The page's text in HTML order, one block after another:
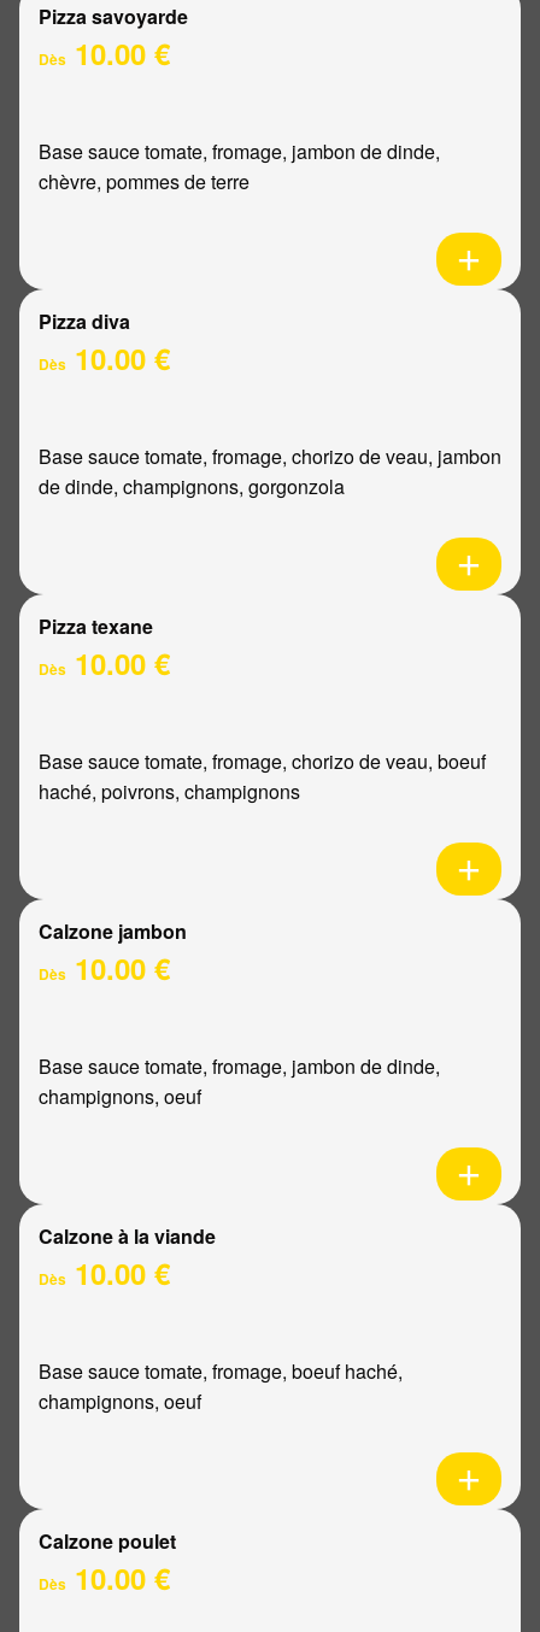
Pizza savoyarde
Dès 10.00 €
Base sauce tomate, fromage, jambon de dinde,
chèvre, pommes de terre
Pizza diva
Dès 10.00 €
Base sauce tomate, fromage, chorizo de veau, jambon
de dinde, champignons, gorgonzola
Pizza texane
Dès 10.00 €
Base sauce tomate, fromage, chorizo de veau, boeuf
haché, poivrons, champignons
Calzone jambon
Dès 10.00 €
Base sauce tomate, fromage, jambon de dinde,
champignons, oeuf
Calzone à la viande
Dès 10.00 €
Base sauce tomate, fromage, boeuf haché,
champignons, oeuf
Calzone poulet
Dès 10.00 €